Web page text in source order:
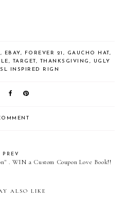
, EBAY, FOREVER 21 , GAUCHO HAT ,
, TARGET , THANKSGIVING ,
UGLY
INSPIRED RIGN
PREV
. WIN a Custom Coupon Love Book!!
ALSO LIKE